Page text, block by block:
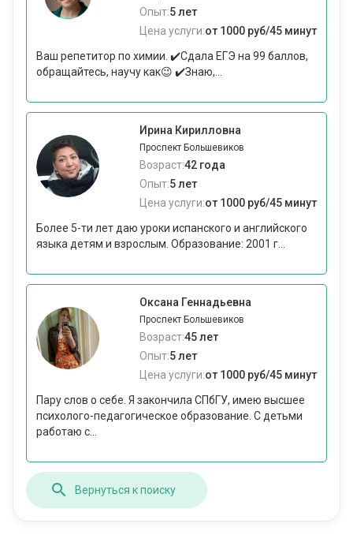
Опыт:5 лет
Цена услуги:от 1000 руб/45 минут
Ваш репетитор по химии. ✔️Сдала ЕГЭ на 99 баллов,
обращайтесь, научу как😉 ✔️Знаю,...
Ирина Кирилловна
Проспект Большевиков
Возраст:42 года
Опыт:5 лет
Цена услуги:от 1000 руб/45 минут
Более 5-ти лет даю уроки испанского и английского
языка детям и взрослым. Образование: 2001 г...
Оксана Геннадьевна
Проспект Большевиков
Возраст:45 лет
Опыт:5 лет
Цена услуги:от 1000 руб/45 минут
Пару слов о себе. Я закончила СПбГУ, имею высшее
психолого-педагогическое образование. С детьми
работаю с...
Вернуться к поиску